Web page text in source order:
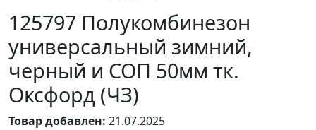
125797 Полукомбинезон
универсальный зимний,
черный и СОП 50мм тк.
Оксфорд (ЧЗ)
Товар добавлен: 21.07.2025